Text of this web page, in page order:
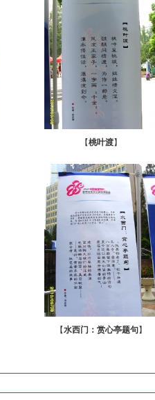
【桃叶渡】
【水西门：赏心亭题句】